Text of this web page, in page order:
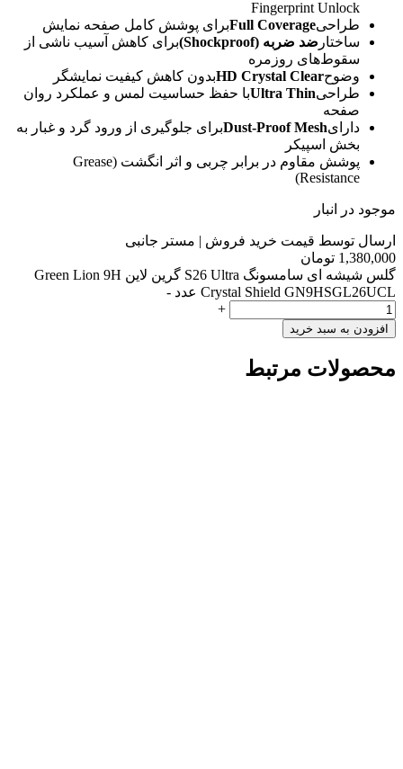
Fingerprint Unlock
طراحیFull Coverageبرای پوشش کامل صفحه نمایش
ساختار ضد ضربه (Shockproof)
برای کاهش آسیب ناشی از
سقوط‌های روزمره
وضوحHD Crystal Clearبدون کاهش کیفیت نمایشگر
طراحیUltra Thinبا حفظ حساسیت لمس و عملکرد روان
صفحه
دارایDust-Proof Meshبرای جلوگیری از ورود گرد و غبار به
بخش اسپیکر
پوشش مقاوم در برابر چربی و اثر انگشت (Grease
Resistance)
موجود در انبار
ارسال توسط قیمت خرید فروش | مستر جانبی
1,380,000 تومان
گلس شیشه ای سامسونگ S26 Ultra گرین لاین Green Lion 9H
Crystal Shield GN9HSGL26UCL عدد
-
+
افزودن به سبد خرید
محصولات مرتبط